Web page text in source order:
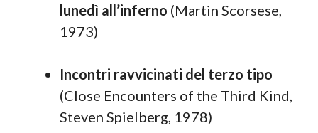
lunedì all’inferno (Martin Scorsese,
1973)
Incontri ravvicinati del terzo tipo
(Close Encounters of the Third Kind,
Steven Spielberg, 1978)